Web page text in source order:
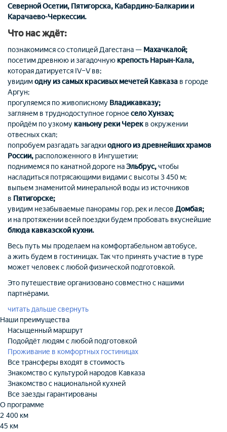
Северной Осетии, Пятигорска, Кабардино-Балкарии и
Карачаево-Черкессии.
Что нас ждёт:
познакомимся со столицей Дагестана — Махачкалой;
посетим древнюю и загадочнуюкрепость Нарын-Кала,
которая датируется IV–V вв;
увидимодну из самых красивых мечетей Кавказа в городе
Аргун;
прогуляемся по живописному Владикавказу;
заглянем в труднодоступное горное село Хунзах;
пройдём по узкомуканьону реки Черек в окружении
отвесных скал;
попробуем разгадать загадкиодного из древнейших храмов
России, расположенного в Ингушетии;
поднимемся по канатной дороге наЭльбрус,чтобы
насладиться потрясающими видами с высоты 3 450 м;
выпьем знаменитой минеральной воды из источников
в Пятигорске;
увидим незабываемые панорамы гор, рек и лесов Домбая;
и на протяжении всей поездки будем пробовать вкуснейшие
блюда кавказской кухни.
Весь путь мы проделаем на комфортабельном автобусе,
а жить будем в гостиницах. Так что принять участие в туре
может человек с любой физической подготовкой.
Это путешествие организовано совместно с нашими
партнёрами.
читать дальше свернуть
Наши преимущества
Насыщенный маршрут
Подойдёт людям с любой подготовкой
Проживание в комфортных гостиницах
Все трансферы входят в стоимость
Знакомство с культурой народов Кавказа
Знакомство с национальной кухней
Все заезды гарантированы
О программе
2 400 км
45 км